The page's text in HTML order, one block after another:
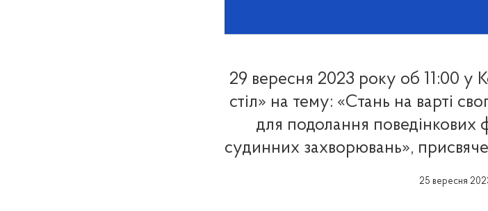
29 вересня 2023 року об 11:00 у
стіл» на тему: «Стань на варті
для подолання поведінкових
судинних захворювань»,
25 вересня